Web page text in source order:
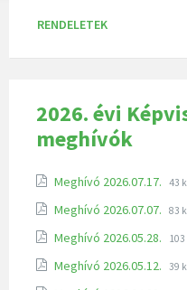
g
ó
i
:
RENDELETEK
2026. évi
meghívók
Meghívó 2026.07.17. 43
Meghívó 2026.07.07. 83
Meghívó 2026.05.28. 103
Meghívó 2026.05.12. 39